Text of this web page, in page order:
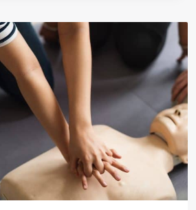
IN
DESEMBER
NÁ
PRIVAATVERVOLGINGSEENHEID
INGRYP